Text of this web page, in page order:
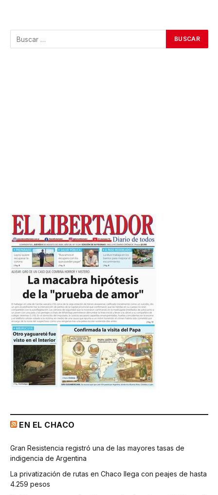
EN EL CHACO
Gran Resistencia registró una de las mayores tasas de
indigencia de Argentina
La privatización de rutas en Chaco llega con peajes de hasta
4.259 pesos